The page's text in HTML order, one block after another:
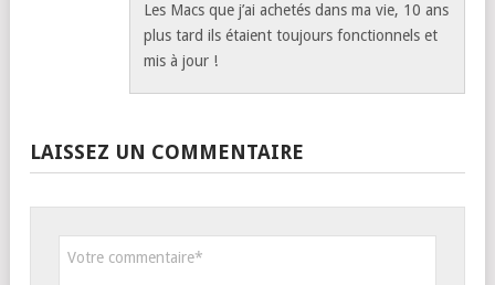
Les Macs que j’ai achetés dans ma vie, 10 ans
plus tard ils étaient toujours fonctionnels et
mis à jour !
LAISSEZ UN COMMENTAIRE